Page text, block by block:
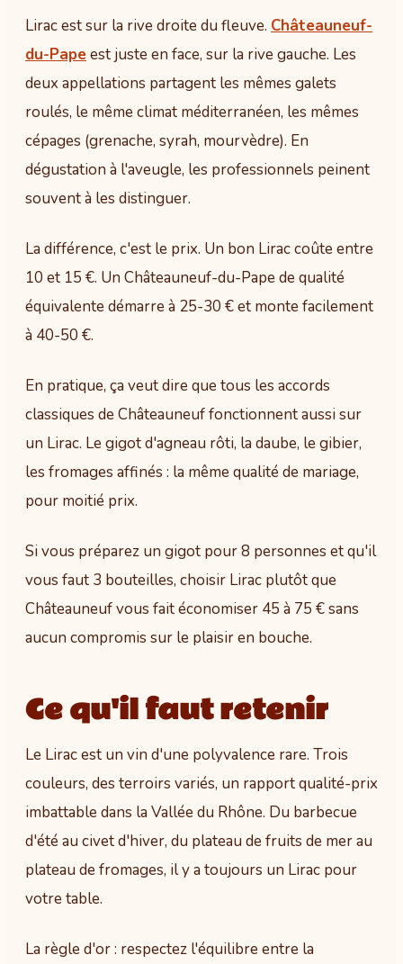
Lirac est sur la rive droite du fleuve. Châteauneuf-
du-Pape est juste en face, sur la rive gauche. Les
deux appellations partagent les mêmes galets
roulés, le même climat méditerranéen, les mêmes
cépages (grenache, syrah, mourvèdre). En
dégustation à l'aveugle, les professionnels peinent
souvent à les distinguer.
La différence, c'est le prix. Un bon Lirac coûte entre
10 et 15 €. Un Châteauneuf-du-Pape de qualité
équivalente démarre à 25-30 € et monte facilement
à 40-50 €.
En pratique, ça veut dire que tous les accords
classiques de Châteauneuf fonctionnent aussi sur
un Lirac. Le gigot d'agneau rôti, la daube, le gibier,
les fromages affinés : la même qualité de mariage,
pour moitié prix.
Si vous préparez un gigot pour 8 personnes et qu'il
vous faut 3 bouteilles, choisir Lirac plutôt que
Châteauneuf vous fait économiser 45 à 75 € sans
aucun compromis sur le plaisir en bouche.
Ce qu'il faut retenir
Le Lirac est un vin d'une polyvalence rare. Trois
couleurs, des terroirs variés, un rapport qualité-prix
imbattable dans la Vallée du Rhône. Du barbecue
d'été au civet d'hiver, du plateau de fruits de mer au
plateau de fromages, il y a toujours un Lirac pour
votre table.
La règle d'or : respectez l'équilibre entre la